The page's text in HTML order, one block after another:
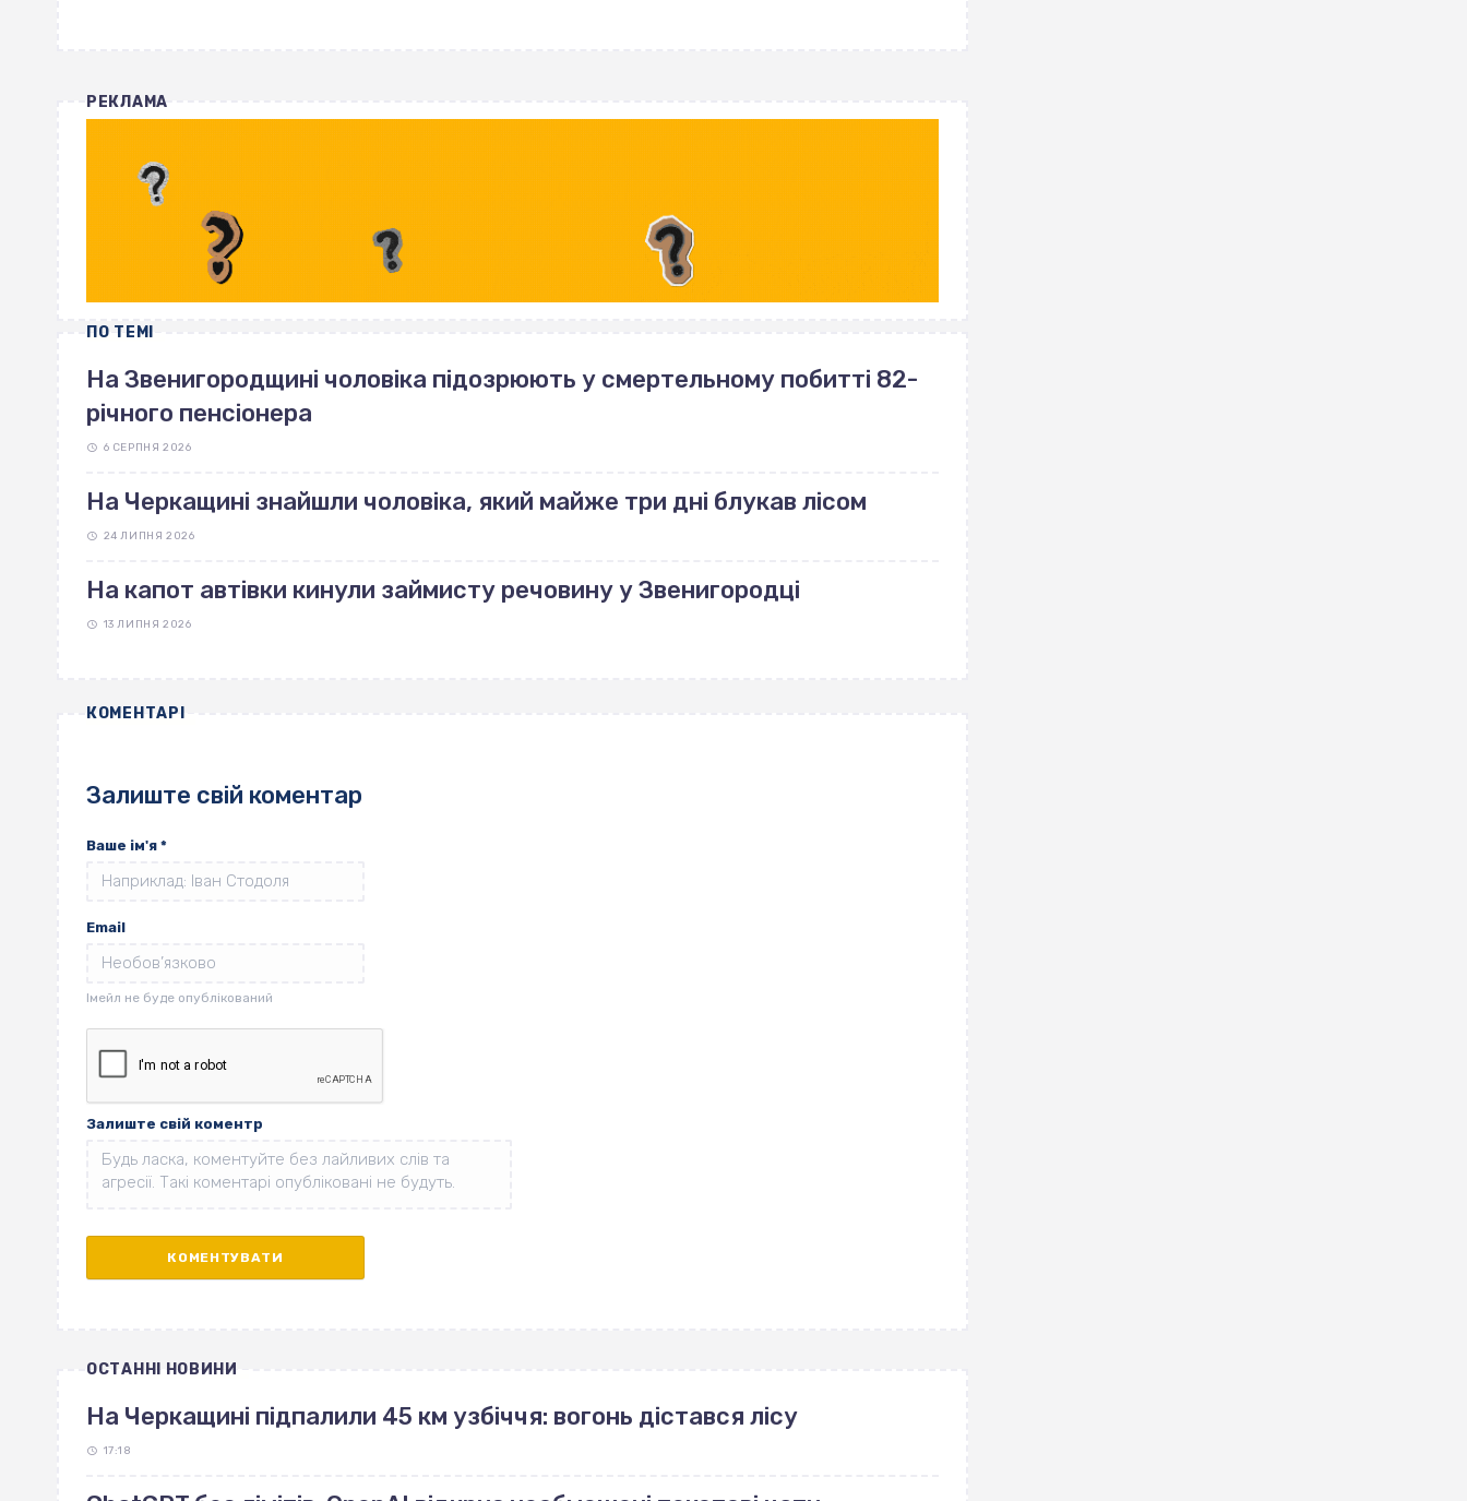
РЕКЛАМА
ПО ТЕМІ
На Звенигородщині чоловіка підозрюють у смертельному побитті 82-
річного пенсіонера
6 СЕРПНЯ 2026
На Черкащині знайшли чоловіка, який майже три дні блукав лісом
24 ЛИПНЯ 2026
На капот автівки кинули займисту речовину у Звенигородці
13 ЛИПНЯ 2026
КОМЕНТАРІ
Залиште свій коментар
Ваше ім'я *
Email
Залиште свій коментр
ОСТАННІ НОВИНИ
На Черкащині підпалили 45 км узбіччя: вогонь дістався лісу
17:18